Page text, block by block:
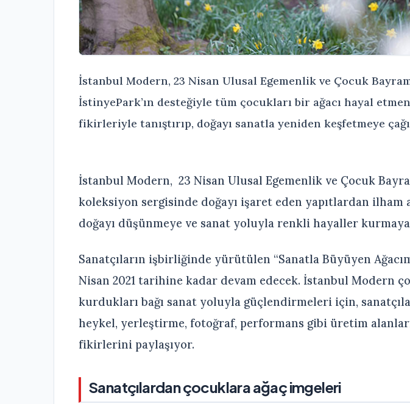
İstanbul Modern, 23 Nisan Ulusal Egemenlik ve Çocuk
İstinyePark’ın desteğiyle tüm çocukları bir ağacı hayal
fikirleriyle tanıştırıp, doğayı sanatla yeniden keşfetmeye
İstanbul Modern, 23 Nisan Ulusal Egemenlik ve Çocuk
koleksiyon sergisinde doğayı işaret eden yapıtlardan ilham
doğayı düşünmeye ve sanat yoluyla renkli hayaller
Sanatçıların işbirliğinde yürütülen “Sanatla Büyüyen
Nisan 2021 tarihine kadar devam edecek. İstanbul Modern
kurdukları bağı sanat yoluyla güçlendirmeleri için,
heykel, yerleştirme, fotoğraf, performans gibi üretim
fikirlerini paylaşıyor.
Sanatçılardan çocuklara ağaç imgeleri